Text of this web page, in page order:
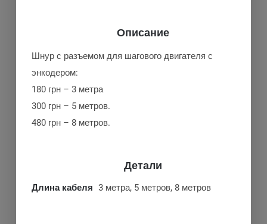
Описание
Шнур с разъемом для шагового двигателя с
энкодером:
180 грн – 3 метра
300 грн – 5 метров.
480 грн – 8 метров.
Детали
Длина кабеля 3 метра, 5 метров, 8 метров